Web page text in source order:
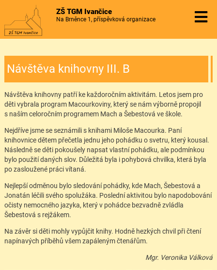
ZŠ TGM Ivančice
Na Brněnce 1, příspěvková organizace
Návštěva knihovny III. B
Návštěva knihovny patří ke každoročním aktivitám. Letos jsem pro
děti vybrala program Macourkoviny, který se nám výborně propojil
s naším celoročním programem Mach a Šebestová ve škole.
Nejdříve jsme se seznámili s knihami Miloše Macourka. Paní
knihovnice dětem přečetla jednu jeho pohádku o svetru, který kousal.
Následně se děti pokoušely napsat vlastní pohádku, ale podmínkou
bylo použití daných slov. Důležitá byla i pohybová chvilka, která byla
po zasloužené práci vítaná.
Nejlepší odměnou bylo sledování pohádky, kde Mach, Šebestová a
Jonatán léčili svého spolužáka. Poslední aktivitou bylo napodobování
očisty nemocného jazyka, který v pohádce bezvadně zvládla
Šebestová s rejžákem.
Na závěr si děti mohly vypůjčit knihy. Hodně hezkých chvil při čtení
napínavých příběhů všem zapáleným čtenářům.
Mgr. Veronika Válková